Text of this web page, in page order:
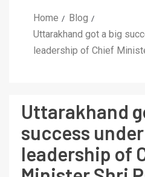
Home
Blog
Uttarakhand got a big
leadership of Chief
Uttarakhand
success
leadership of